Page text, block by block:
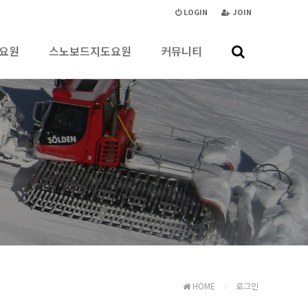
JOIN
LOGIN
원 스노보드지도요원 커뮤니티
HOME 로그인